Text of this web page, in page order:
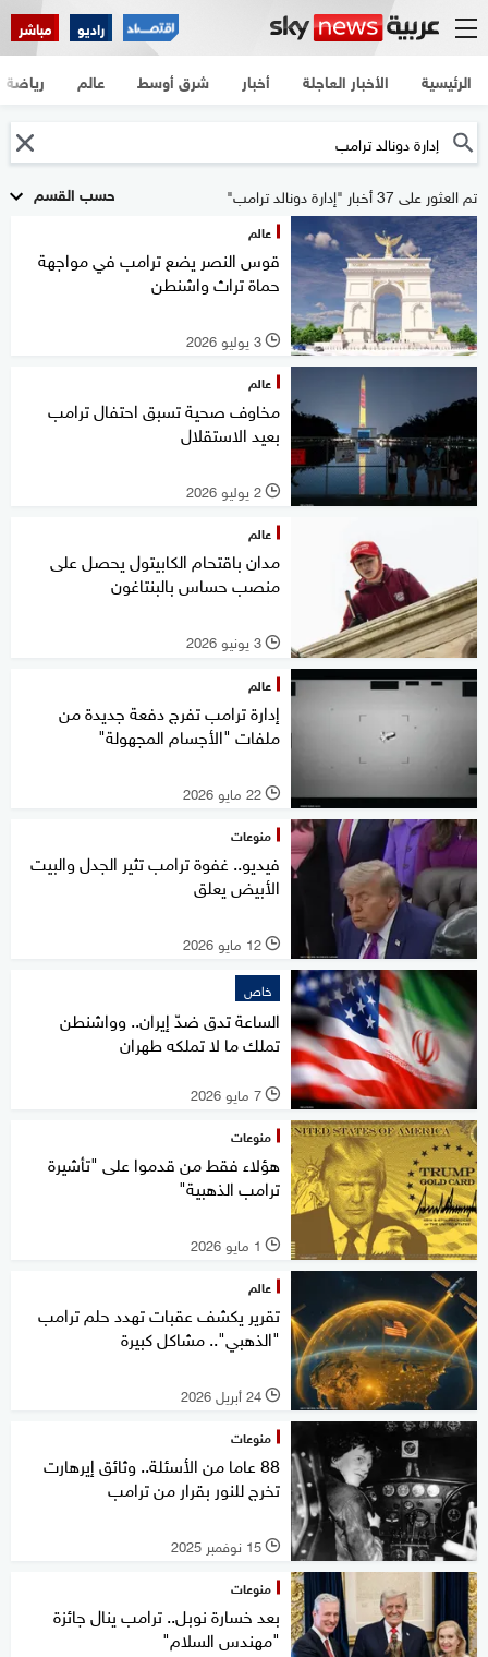
راديو مباشر
الرئيسية الأخبار العاجلة أخبار شرق أوسط عالم رياضة
حسب القسم تم العثور على 37 أخبار "إدارة دونالد ترامب"
عالم
قوس النصر يضع ترامب في مواجهة
حماة تراث واشنطن
l 3 يوليو 2026
عالم
مخاوف صحية تسبق احتفال ترامب
بعيد الاستقلال
l 2 يوليو 2026
عالم
مدان باقتحام الكابيتول يحصل على
منصب حساس بالبنتاغون
l 3 يونيو 2026
عالم
إدارة ترامب تفرج دفعة جديدة من
ملفات "الأجسام المجهولة"
l 22 مايو 2026
منوعات
فيديو.. غفوة ترامب تثير الجدل والبيت
الأبيض يعلق
l 12 مايو 2026
خاص
الساعة تدق ضدّ إيران.. وواشنطن
تملك ما لا تملكه طهران
l 7 مايو 2026
منوعات
هؤلاء فقط من قدموا على "تأشيرة
ترامب الذهبية"
l 1 مايو 2026
عالم
تقرير يكشف عقبات تهدد حلم ترامب
"الذهبي".. مشاكل كبيرة
l 24 أبريل 2026
منوعات
88 عاما من الأسئلة.. وثائق إيرهارت
تخرج للنور بقرار من ترامب
l 15 نوفمبر 2025
منوعات
بعد خسارة نوبل.. ترامب ينال جائزة
"مهندس السلام"